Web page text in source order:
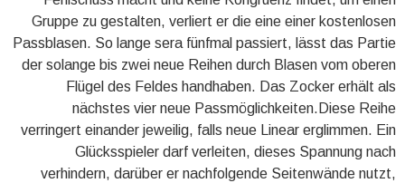
Gruppe zu gestalten, verliert er die eine einer kostenlosen
Passblasen. So lange sera fünfmal passiert, lässt das Partie
der solange bis zwei neue Reihen durch Blasen vom oberen
Flügel des Feldes handhaben. Das Zocker erhält als
nächstes vier neue Passmöglichkeiten.Diese Reihe
verringert einander jeweilig, falls neue Linear erglimmen. Ein
Glücksspieler darf verleiten, dieses Spannung nach
verhindern, darüber er nachfolgende Seitenwände nutzt,